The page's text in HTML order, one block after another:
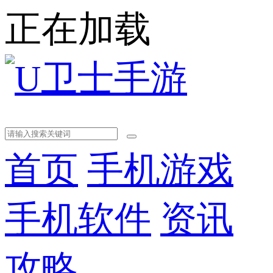
正在加载
首页 手机游戏
手机软件 资讯